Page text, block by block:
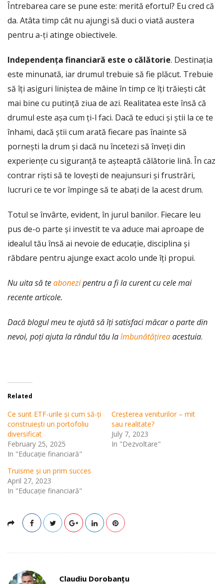
Întrebarea care se pune este: merită efortul? Eu cred că
da. Atâta timp cât nu ajungi să duci o viată austera
pentru a-ți atinge obiectivele.
Independența financiară este o călătorie. Destinația
este minunată, iar drumul trebuie să fie plăcut. Trebuie
să îți asiguri liniștea de mâine în timp ce îți trăiești cât
mai bine cu putință ziua de azi. Realitatea este însă că
drumul este așa cum ți-l faci. Dacă te educi și știi la ce te
înhami, dacă știi cum arată fiecare pas înainte să
pornești la drum și dacă nu încetezi să înveți din
experiențe cu siguranță te așteaptă călătorie lină. În caz
contrar riști să te lovești de neajunsuri și frustrări,
lucruri ce te vor împinge să te abați de la acest drum.
Totul se învârte, evident, în jurul banilor. Fiecare leu
pus de-o parte și investit te va aduce mai aproape de
idealul tău însă ai nevoie de educație, disciplina și
răbdare pentru ajunge exact acolo unde îți propui.
Nu uita să teabonezipentru a fi la curent cu cele mai
recente articole.
Dacă blogul meu te ajută să îți satisfaci măcar o parte din
nevoi, poți ajuta la rândul tău laîmbunătățireaacestuia.
Related
Ce sunt ETF-urile și cum să-ți
construiești un portofoliu
diversificat
February 25, 2025
In "Educație financiară"
Creșterea veniturilor – mit
sau realitate?
July 7, 2023
In "Dezvoltare"
Truisme și un prim succes
April 27, 2023
In "Educație financiară"
Claudiu Dorobanțu